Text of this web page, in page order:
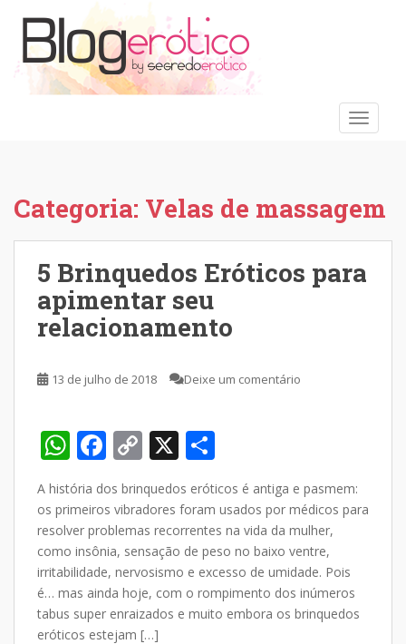
Categoria: Velas de massagem
5 Brinquedos Eróticos para
apimentar seu
relacionamento
13 de julho de 2018 Deixe um comentário
W
h
at
s
A
p
p
F
ac
e
b
o
o
k
C
p
y
Li
n
k
X
h
ar
e
A história dos brinquedos eróticos é antiga e pasmem:
os primeiros vibradores foram usados por médicos para
resolver problemas recorrentes na vida da mulher,
como insônia, sensação de peso no baixo ventre,
irritabilidade, nervosismo e excesso de umidade. Pois
é… mas ainda hoje, com o rompimento dos inúmeros
tabus super enraizados e muito embora os brinquedos
eróticos estejam […]